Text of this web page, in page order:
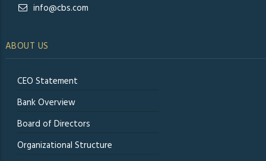
info@cbs.com
ABOUT US
CEO Statement
Bank Overview
Board of Directors
Organizational Structure